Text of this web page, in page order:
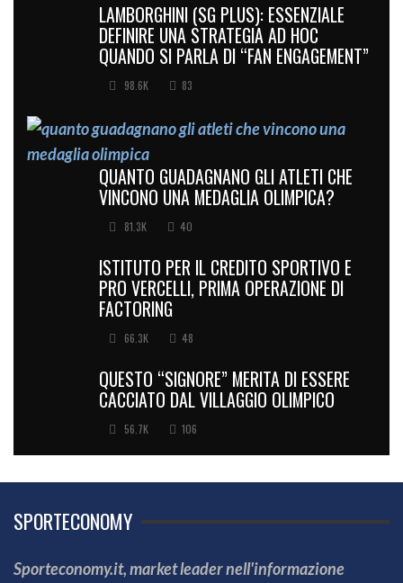
LAMBORGHINI (SG PLUS): ESSENZIALE
DEFINIRE UNA STRATEGIA AD HOC
QUANDO SI PARLA DI “FAN ENGAGEMENT”
98.6K 83
QUANTO GUADAGNANO GLI ATLETI CHE
VINCONO UNA MEDAGLIA OLIMPICA?
81.3K 40
ISTITUTO PER IL CREDITO SPORTIVO E
PRO VERCELLI, PRIMA OPERAZIONE DI
FACTORING
66.3K 48
QUESTO “SIGNORE” MERITA DI ESSERE
CACCIATO DAL VILLAGGIO OLIMPICO
56.7K 106
SPORTECONOMY
Sporteconomy.it, market leader nell'informazione